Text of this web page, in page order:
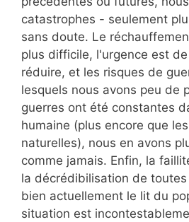
catastrophes - seulement
sans doute. Le
plus difficile, l'urgence est
réduire, et les risques de
lesquels nous avons peu de
guerres ont été constantes
humaine (plus encore que
naturelles), nous en avons
comme jamais. Enfin, la
la décrédibilisation de
bien actuellement le lit du
situation est